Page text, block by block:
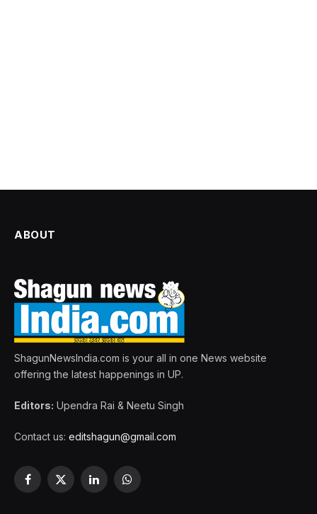
ABOUT
ShagunNewsIndia.com is your all in one News website
offering the latest happenings in UP.
Editors: Upendra Rai & Neetu Singh
Contact us: editshagun@gmail.com
Facebook
X
LinkedInWhatsApp